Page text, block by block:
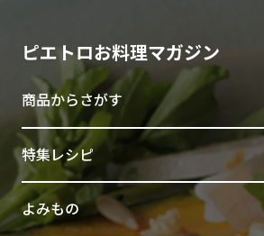
ピエトロお料理マガジン
商品からさがす
特集レシピ
よみもの